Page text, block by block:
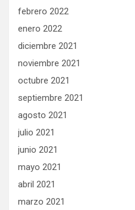
febrero 2022
enero 2022
diciembre 2021
noviembre 2021
octubre 2021
septiembre 2021
agosto 2021
julio 2021
junio 2021
mayo 2021
abril 2021
marzo 2021